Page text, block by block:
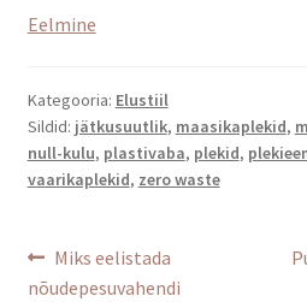
Eelmine
Kategooria: Elustiil
Sildid: jätkusuutlik, maasikaplekid,
null-kulu, plastivaba, plekid,
vaarikaplekid, zero waste
Navigeerimine
Eelmine
postitus:
Miks eelistada
nõudepesuvahendi